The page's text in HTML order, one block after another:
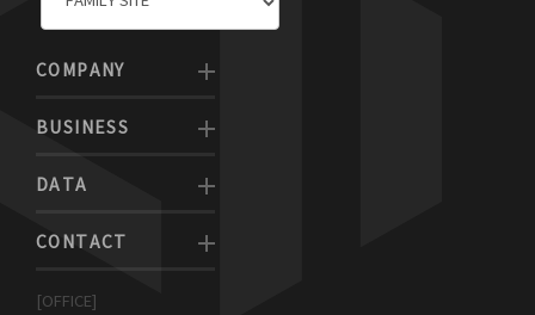
COMPANY
BUSINESS
DATA
CONTACT
[OFFICE]